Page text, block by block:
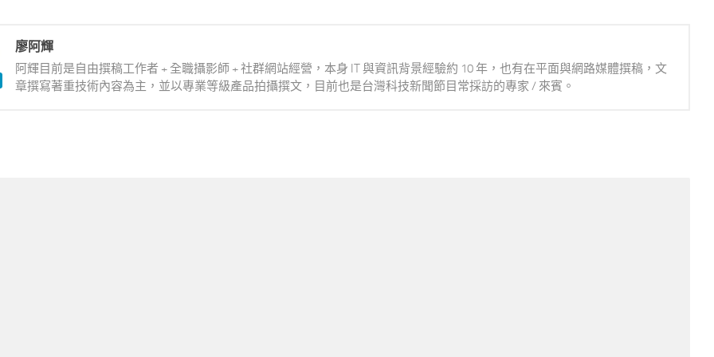
廖阿輝
阿輝目前是自由撰稿工作者 + 全職攝影師 + 社群網站經營，本身 IT 與資訊背景經驗約 10 年，也有在平面與網路媒體撰稿，文
章撰寫著重技術內容為主，並以專業等級產品拍攝撰文，目前也是台灣科技新聞節目常採訪的專家 / 來賓。